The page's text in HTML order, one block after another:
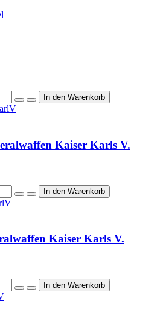
Kaiser Karls V.
Kaiser Karls V.